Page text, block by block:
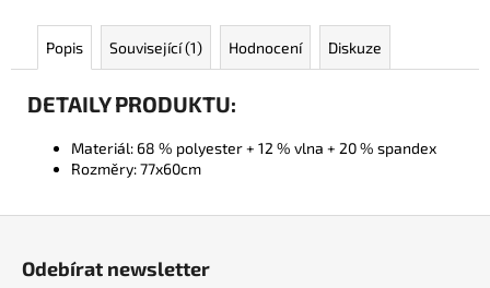
Popis Související (1) Hodnocení Diskuze
DETAILY PRODUKTU:
Materiál: 68 % polyester + 12 % vlna + 20 % spandex
Rozměry:77x60cm
Odebírat newsletter